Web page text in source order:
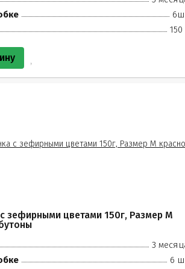
150
зефирными цветами 150г, Размер М
3
6